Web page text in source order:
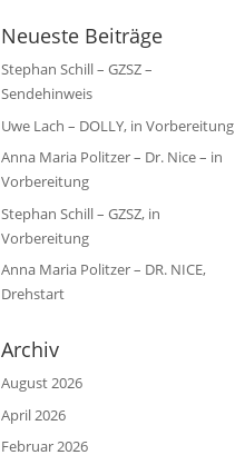
Neueste Beiträge
Stephan Schill – GZSZ –
Sendehinweis
Uwe Lach – DOLLY, in Vorbereitung
Anna Maria Politzer – Dr. Nice – in
Vorbereitung
Stephan Schill – GZSZ, in
Vorbereitung
Anna Maria Politzer – DR. NICE,
Drehstart
Archiv
August 2026
April 2026
Februar 2026